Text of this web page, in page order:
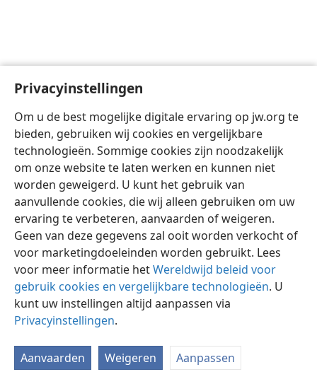
Privacyinstellingen
Om u de best mogelijke digitale ervaring op jw.org te
bieden, gebruiken wij cookies en vergelijkbare
technologieën. Sommige cookies zijn noodzakelijk
om onze website te laten werken en kunnen niet
worden geweigerd. U kunt het gebruik van
aanvullende cookies, die wij alleen gebruiken om uw
ervaring te verbeteren, aanvaarden of weigeren.
Geen van deze gegevens zal ooit worden verkocht of
voor marketingdoeleinden worden gebruikt. Lees
voor meer informatie hetWereldwijd beleid voor
gebruik cookies en vergelijkbare technologieën. U
kunt uw instellingen altijd aanpassen via
Privacyinstellingen.
Aanvaarden Weigeren Aanpassen
Nederlands Instellingen
Copyright © 2026 Watch Tower Bible and Tract Society of Pennsylvania
Gebruiksvoorwaarden Privacybeleid
JW.ORG
Inloggen